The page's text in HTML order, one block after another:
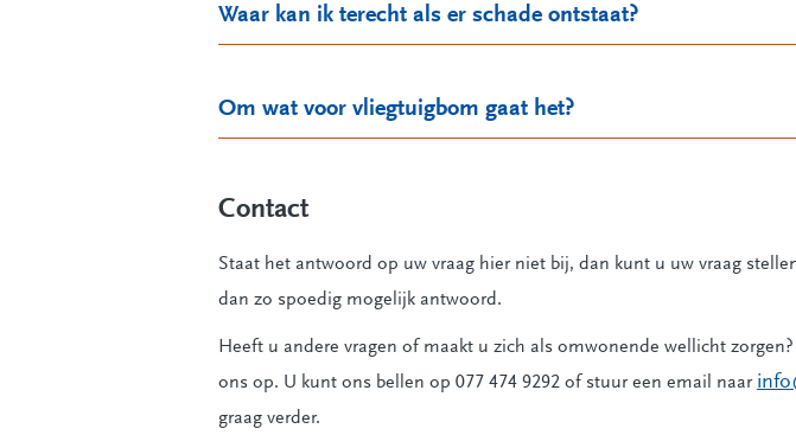
Waar kan ik terecht als er schade ontstaat?
Om wat voor vliegtuigbom gaat het?
Contact
Staat het antwoord op uw vraag hier niet bij, dan kunt u uw vraag
dan zo spoedig mogelijk antwoord.
Heeft u andere vragen of maakt u zich als omwonende wellicht
ons op. U kunt ons bellen op 077 474 9292 of stuur een email naar
graag verder.